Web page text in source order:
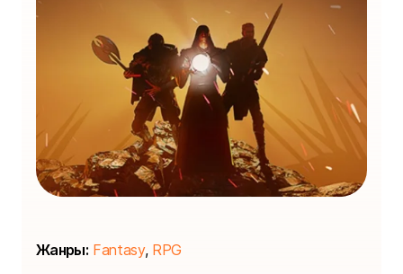
Жанры: Fantasy, RPG